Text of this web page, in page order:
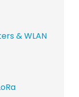
& WLAN